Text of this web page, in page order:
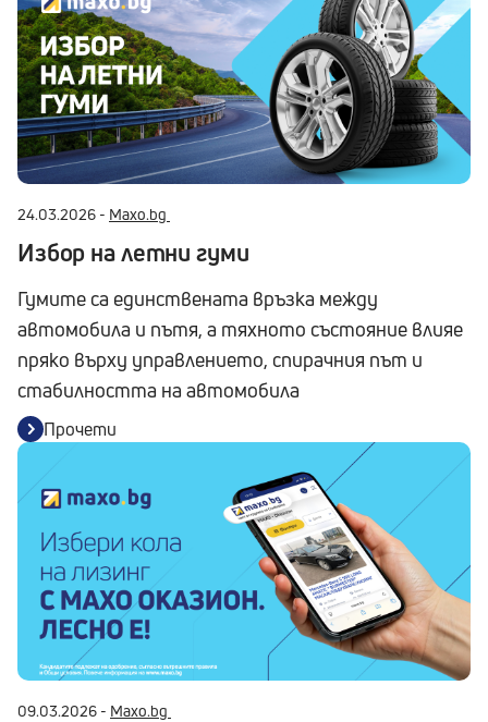
24.03.2026 - Maxo.bg
Избор на летни гуми
Гумите са единствената връзка между
автомобила и пътя, а тяхното състояние влияе
пряко върху управлението, спирачния път и
стабилността на автомобила
Прочети
09.03.2026 - Maxo.bg